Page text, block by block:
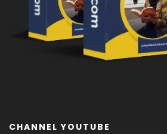
CHANNEL YOUTUBE